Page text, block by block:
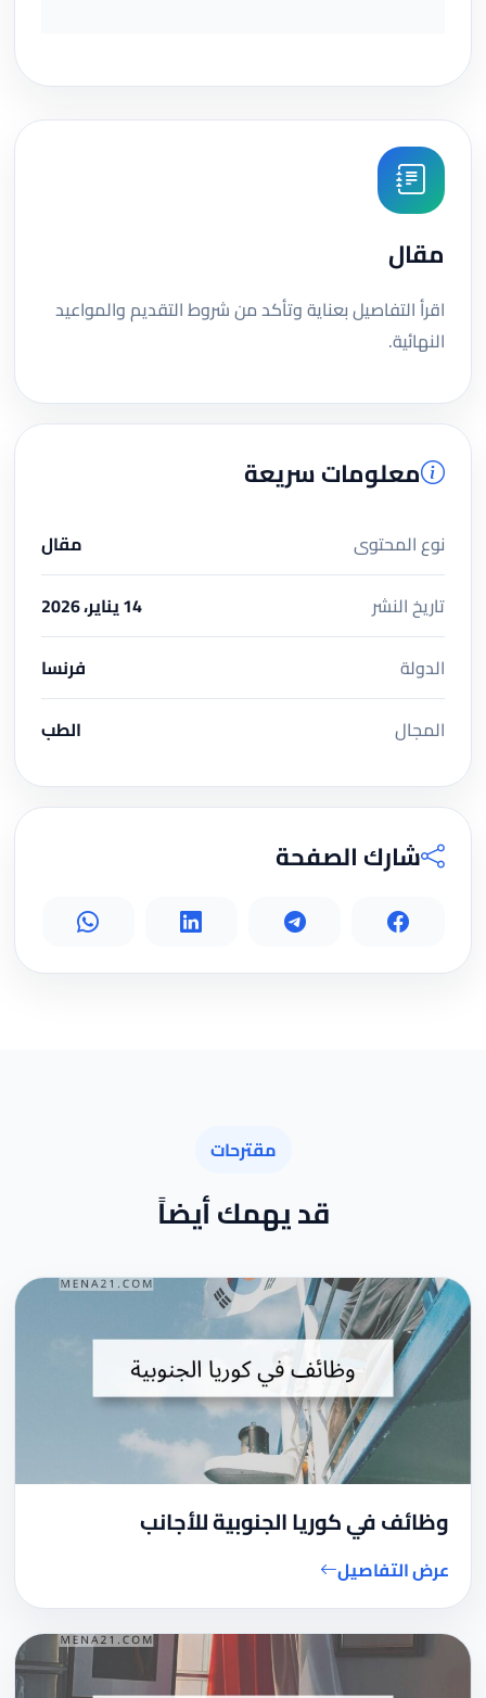
مقال
اقرأ التفاصيل بعناية وتأكد من شروط التقديم والمواعيد
النهائية.
معلومات سريعة
نوع المحتوى
مقال
تاريخ النشر
14 يناير، 2026
الدولة
فرنسا
المجال
الطب
شارك الصفحة
مقترحات
قد يهمك أيضاً
وظائف في كوريا الجنوبية للأجانب
عرض التفاصيل